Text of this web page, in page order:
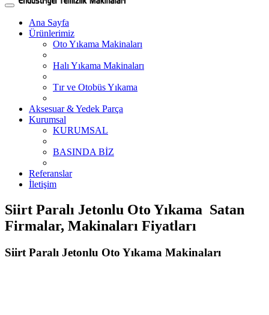
Ana Sayfa
Ürünlerimiz
Oto Yıkama Makinaları
Halı Yıkama Makinaları
Tır ve Otobüs Yıkama
Aksesuar & Yedek Parça
Kurumsal
KURUMSAL
BASINDA BİZ
Referanslar
İletişim
Siirt Paralı Jetonlu Oto Yıkama Satan
Firmalar, Makinaları Fiyatları
Siirt Paralı Jetonlu Oto Yıkama Makinaları